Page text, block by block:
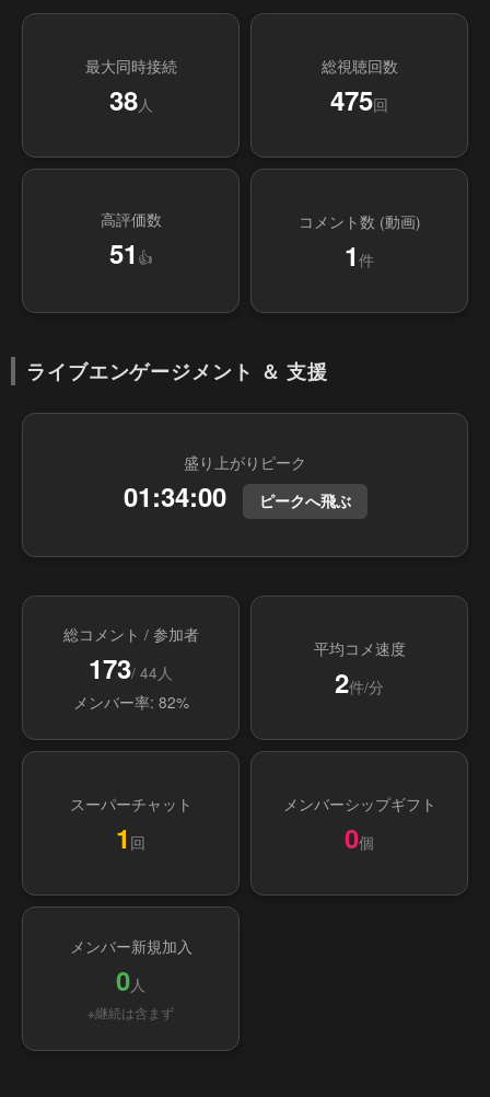
最大同時接続
38人
総視聴回数
475回
高評価数
51 👍
コメント数 (動画)
1 件
ライブエンゲージメント ＆ 支援
盛り上がりピーク
01:34:00 ピークへ飛ぶ
総コメント / 参加者
173/ 44人
メンバー率: 82%
平均コメ速度
2件/分
スーパーチャット
1 回
メンバーシップギフト
0個
メンバー新規加入
0人
※継続は含まず